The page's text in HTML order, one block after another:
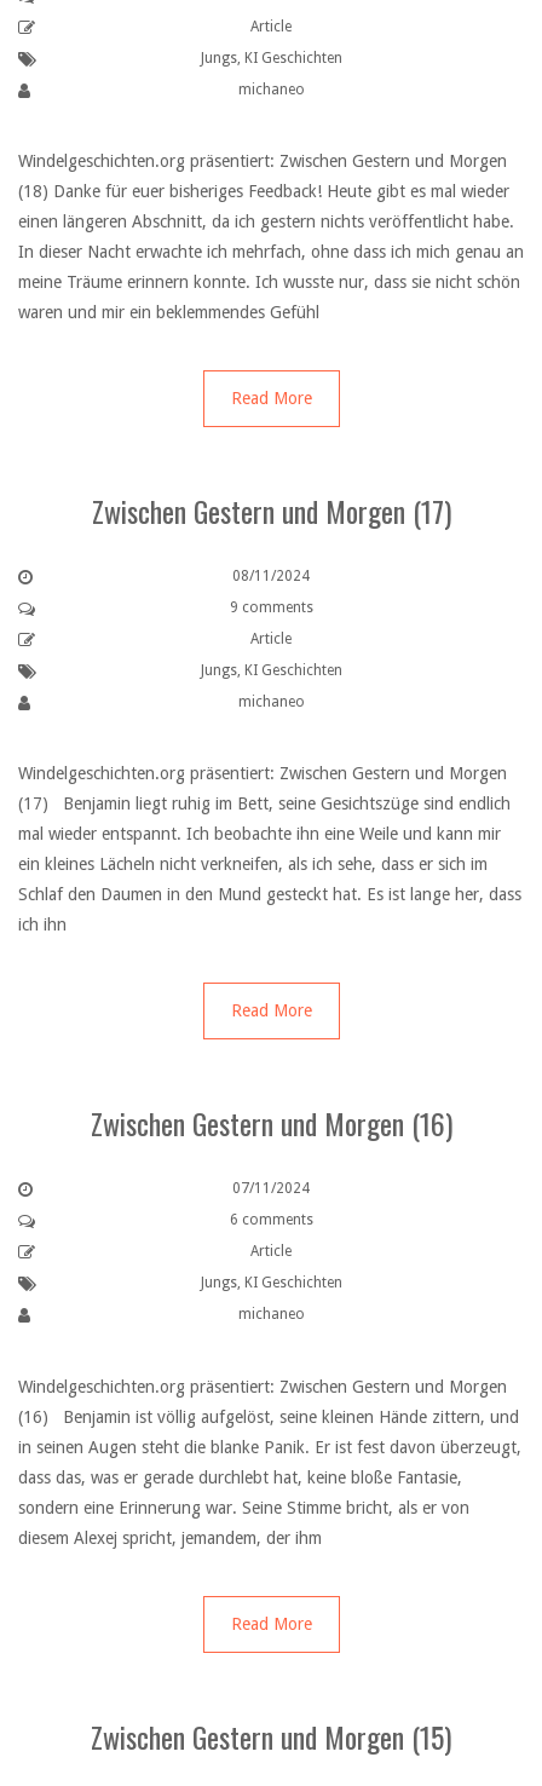
Article
Jungs, KI Geschichten
michaneo
Windelgeschichten.org präsentiert: Zwischen Gestern und Morgen
(18) Danke für euer bisheriges Feedback! Heute gibt es mal wieder
einen längeren Abschnitt, da ich gestern nichts veröffentlicht habe.
In dieser Nacht erwachte ich mehrfach, ohne dass ich mich genau an
meine Träume erinnern konnte. Ich wusste nur, dass sie nicht schön
waren und mir ein beklemmendes Gefühl
Read More
Zwischen Gestern und Morgen (17)
08/11/2024
9 comments
Article
Jungs, KI Geschichten
michaneo
Windelgeschichten.org präsentiert: Zwischen Gestern und Morgen
(17) Benjamin liegt ruhig im Bett, seine Gesichtszüge sind endlich
mal wieder entspannt. Ich beobachte ihn eine Weile und kann mir
ein kleines Lächeln nicht verkneifen, als ich sehe, dass er sich im
Schlaf den Daumen in den Mund gesteckt hat. Es ist lange her, dass
ich ihn
Read More
Zwischen Gestern und Morgen (16)
07/11/2024
6 comments
Article
Jungs, KI Geschichten
michaneo
Windelgeschichten.org präsentiert: Zwischen Gestern und Morgen
(16) Benjamin ist völlig aufgelöst, seine kleinen Hände zittern, und
in seinen Augen steht die blanke Panik. Er ist fest davon überzeugt,
dass das, was er gerade durchlebt hat, keine bloße Fantasie,
sondern eine Erinnerung war. Seine Stimme bricht, als er von
diesem Alexej spricht, jemandem, der ihm
Read More
Zwischen Gestern und Morgen (15)